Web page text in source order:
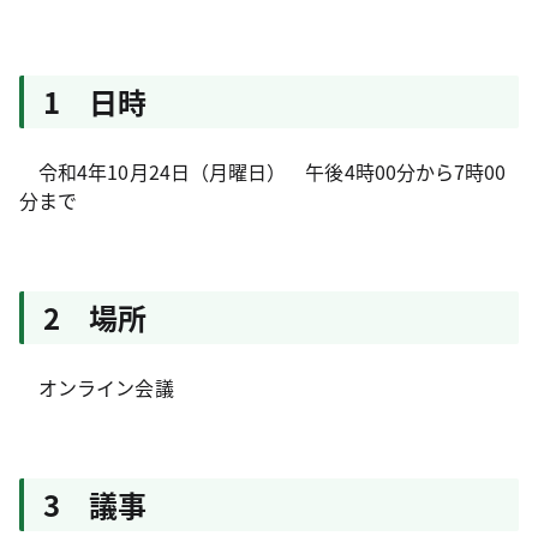
1 日時
令和4年10月24日（月曜日） 午後4時00分から7時00
分まで
2 場所
オンライン会議
3 議事